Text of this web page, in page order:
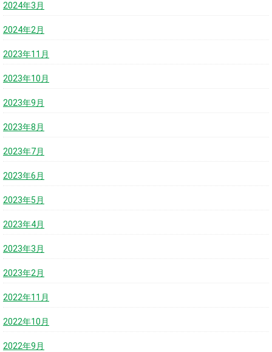
2024年3月
2024年2月
2023年11月
2023年10月
2023年9月
2023年8月
2023年7月
2023年6月
2023年5月
2023年4月
2023年3月
2023年2月
2022年11月
2022年10月
2022年9月